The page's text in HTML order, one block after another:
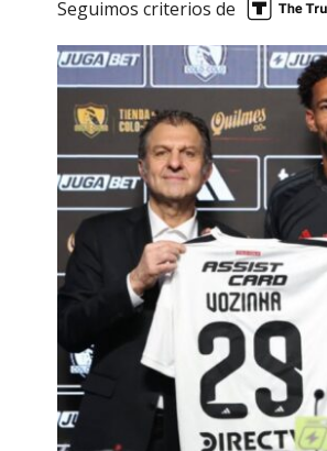
Seguimos criterios de